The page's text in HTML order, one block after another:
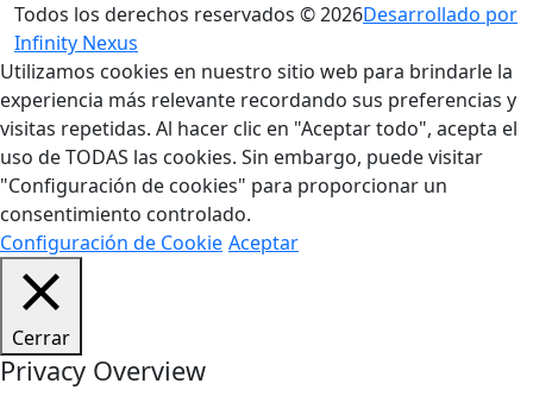
Todos los derechos reservados © 2026Desarrollado por
Infinity Nexus
Utilizamos cookies en nuestro sitio web para brindarle la
experiencia más relevante recordando sus preferencias y
visitas repetidas. Al hacer clic en "Aceptar todo", acepta el
uso de TODAS las cookies. Sin embargo, puede visitar
"Configuración de cookies" para proporcionar un
consentimiento controlado.
Configuración de Cookie Aceptar
Cerrar
Privacy Overview